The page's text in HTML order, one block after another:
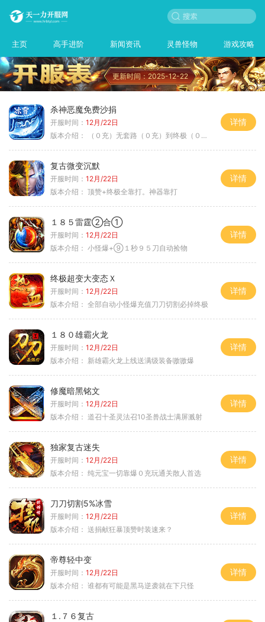
主页 高手进阶 新闻资讯 灵兽怪物 游戏攻略
更新时间：2025-12-22
杀神恶魔免费沙捐
开服时间： 12月/22日
版本介绍：
（０充）无套路（０充）到终极（０充）爽
详情
复古微变沉默
开服时间： 12月/22日
版本介绍： 顶赞+终极全靠打。神器靠打
详情
１８５雷霆②合①
开服时间： 12月/22日
版本介绍： 小怪爆+⑨１秒９５刀自动捡物
详情
终极超变大变态Ｘ
开服时间： 12月/22日
版本介绍： 全部自动小怪爆充值刀刀切割必掉终极
详情
１８０雄霸火龙
开服时间： 12月/22日
版本介绍： 新雄霸火龙上线送满级装备嗷嗷爆
详情
修魔暗黑铭文
开服时间： 12月/22日
版本介绍： 道召十圣灵法召10圣兽战士满屏溅射
详情
独家复古迷失
开服时间： 12月/22日
版本介绍： 纯元宝一切靠爆０充玩通关散人首选
详情
刀刀切割5%冰雪
开服时间： 12月/22日
版本介绍： 送捐献狂暴顶赞时装速来？
详情
帝尊轻中变
开服时间： 12月/22日
版本介绍： 谁都有可能是黑马逆袭就在下只怪
详情
１.７６复古